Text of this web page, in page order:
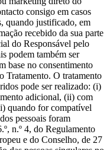
consigo em casos
quando justificado, em
recebido da sua parte
do Responsável pelo
podem também ser
base no consentimento
Tratamento. O tratamento
pode ser realizado: (i)
adicional, (ii) com
quando for compatível
pessoais foram
n.º 4, do Regulamento
e do Conselho, de 27